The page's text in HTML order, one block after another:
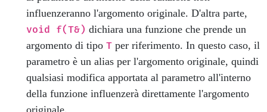
influenzeranno l'argomento originale. D'altra parte,
void f(T&) dichiara una funzione che prende un
argomento di tipo T per riferimento. In questo caso, il
parametro è un alias per l'argomento originale, quindi
qualsiasi modifica apportata al parametro all'interno
della funzione influenzerà direttamente l'argomento
originale.